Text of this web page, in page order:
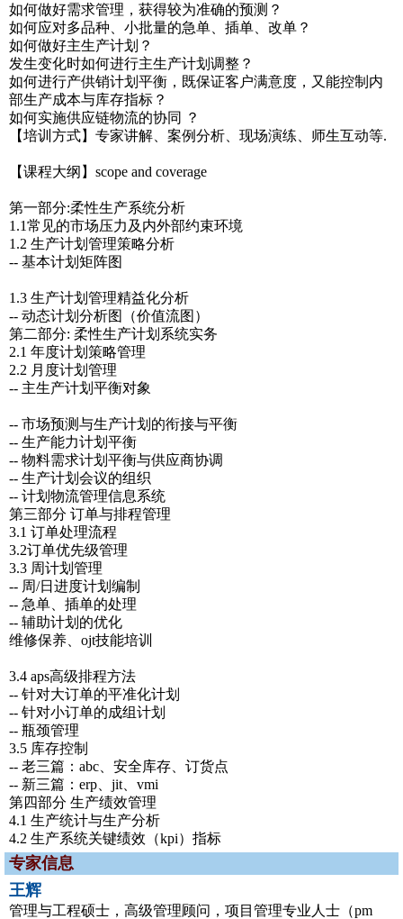
如何做好需求管理，获得较为准确的预测？
如何应对多品种、小批量的急单、插单、改单？
如何做好主生产计划？
发生变化时如何进行主生产计划调整？
如何进行产供销计划平衡，既保证客户满意度，又能控制内
部生产成本与库存指标？
如何实施供应链物流的协同 ？
【培训方式】专家讲解、案例分析、现场演练、师生互动等.
【课程大纲】scope and coverage
第一部分:柔性生产系统分析
1.1常见的市场压力及内外部约束环境
1.2 生产计划管理策略分析
-- 基本计划矩阵图
1.3 生产计划管理精益化分析
-- 动态计划分析图（价值流图）
第二部分: 柔性生产计划系统实务
2.1 年度计划策略管理
2.2 月度计划管理
-- 主生产计划平衡对象
-- 市场预测与生产计划的衔接与平衡
-- 生产能力计划平衡
-- 物料需求计划平衡与供应商协调
-- 生产计划会议的组织
-- 计划物流管理信息系统
第三部分 订单与排程管理
3.1 订单处理流程
3.2订单优先级管理
3.3 周计划管理
-- 周/日进度计划编制
-- 急单、插单的处理
-- 辅助计划的优化
维修保养、ojt技能培训
3.4 aps高级排程方法
-- 针对大订单的平准化计划
-- 针对小订单的成组计划
-- 瓶颈管理
3.5 库存控制
-- 老三篇：abc、安全库存、订货点
-- 新三篇：erp、jit、vmi
第四部分 生产绩效管理
4.1 生产统计与生产分析
4.2 生产系统关键绩效（kpi）指标
专家信息
王辉
管理与工程硕士，高级管理顾问，项目管理专业人士（pm